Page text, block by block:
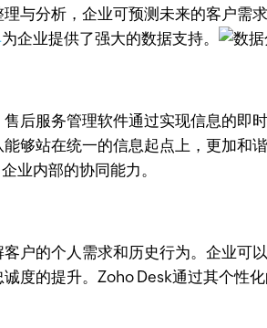
与分析，企业可预测未来的客户需
为企业提供了强大的数据支持。
后服务管理软件通过实现信息的即
够站在统一的信息起点上，更加和
业内部的协同能力。
户的个人需求和历史行为。企业可
度的提升。Zoho Desk通过其个性